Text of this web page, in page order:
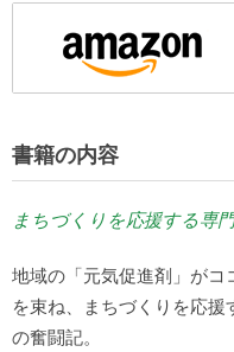
書籍の内容
まちづくりを応援する専
地域の「元気促進剤」が
を束ね、まちづくりを応援
の奮闘記。